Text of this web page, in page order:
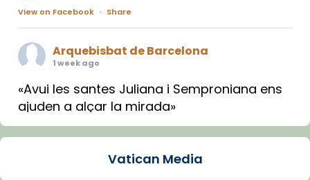
View on Facebook · Share
Arquebisbat de Barcelona
1 week ago
«Avui les santes Juliana i Semproniana ens
ajuden a alçar la mirada»
Mons. Sergi Gordo, bisbe de Tortosa, ha
Santes de Mataró.Vatican Media